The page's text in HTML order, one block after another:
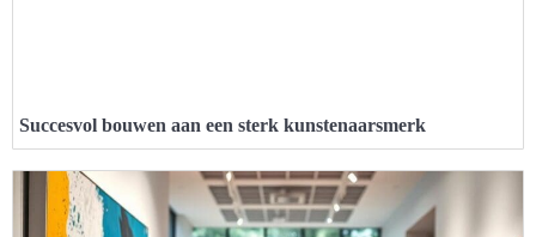
Succesvol bouwen aan een sterk kunstenaarsmerk